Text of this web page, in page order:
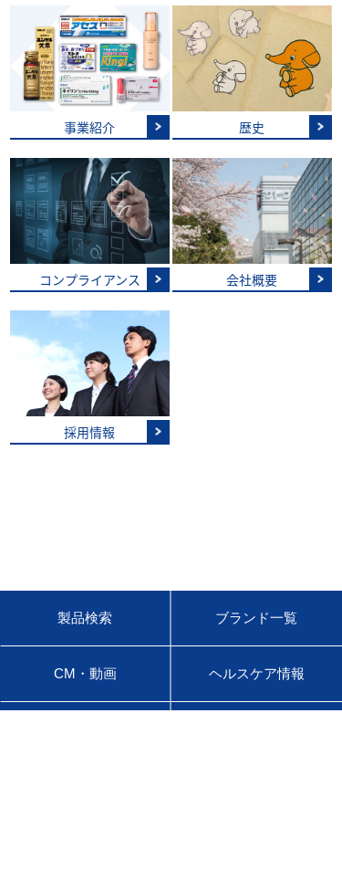
事業紹介 歴史
コンプライアンス 会社概要
採用情報
製品検索 ブランド一覧
CM・動画 ヘルスケア情報